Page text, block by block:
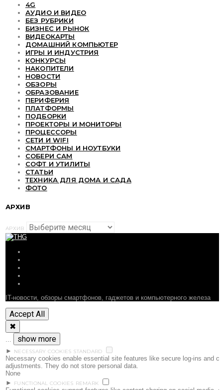
4G
АУДИО И ВИДЕО
БЕЗ РУБРИКИ
БИЗНЕС И РЫНОК
ВИДЕОКАРТЫ
ДОМАШНИЙ КОМПЬЮТЕР
ИГРЫ И ИНДУСТРИЯ
КОНКУРСЫ
НАКОПИТЕЛИ
НОВОСТИ
ОБЗОРЫ
ОБРАЗОВАНИЕ
ПЕРИФЕРИЯ
ПЛАТФОРМЫ
ПОДБОРКИ
ПРОЕКТОРЫ И МОНИТОРЫ
ПРОЦЕССОРЫ
СЕТИ И WIFI
СМАРТФОНЫ И НОУТБУКИ
СОБЕРИ САМ
СОФТ И УТИЛИТЫ
СТАТЬИ
ТЕХНИКА ДЛЯ ДОМА И САДА
ФОТО
АРХИВ
АРХИВ
IT-новости, обзоры смартфонов, гаджетов и компьютерного железа
Accept All
✖
show more
► NECESSARY COOKIES STANDARD
Necessary cookies enable essential site features like secure log-ins and
adjustments. They do not store personal data.
None
►
FUNCTIONAL COOKIES REMARK